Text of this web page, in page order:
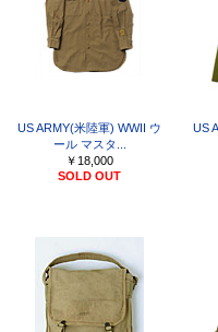
US ARMY(米陸軍) WWII ウ
ール マスタ...
￥18,000
SOLD OUT
US